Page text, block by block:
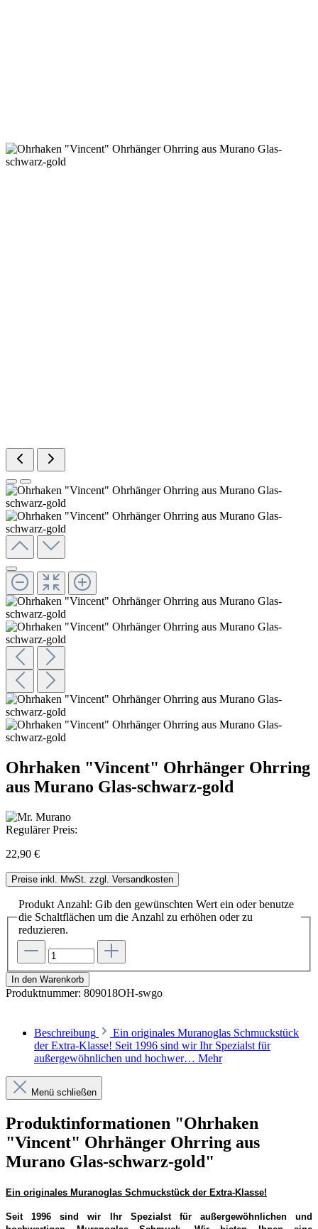
Ohrhaken "Vincent" Ohrhänger Ohrring
aus Murano Glas-schwarz-gold
Regulärer Preis:
22,90 €
Preise inkl. MwSt. zzgl. Versandkosten
Produkt Anzahl: Gib den gewünschten Wert ein oder benutze
die Schaltflächen um die Anzahl zu erhöhen oder zu
reduzieren.
In den Warenkorb
Produktnummer: 809018OH-swgo
Beschreibung
Ein originales Muranoglas Schmuckstück
der Extra-Klasse! Seit 1996 sind wir Ihr Spezialst für
außergewöhnlichen und hochwer… Mehr
Menü schließen
Produktinformationen "Ohrhaken
"Vincent" Ohrhänger Ohrring aus
Murano Glas-schwarz-gold"
Ein originales Muranoglas Schmuckstück der Extra-Klasse!
Seit 1996 sind wir Ihr Spezialst für außergewöhnlichen und